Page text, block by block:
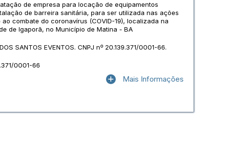
de empresa para locação de equipamentos
de barreira sanitária, para ser utilizada nas ações
combate do coronavírus (COVID-19), localizada na
de Igaporã, no Município de Matina - BA
SANTOS EVENTOS. CNPJ nº 20.139.371/0001-66.
0001-66
Mais Informações